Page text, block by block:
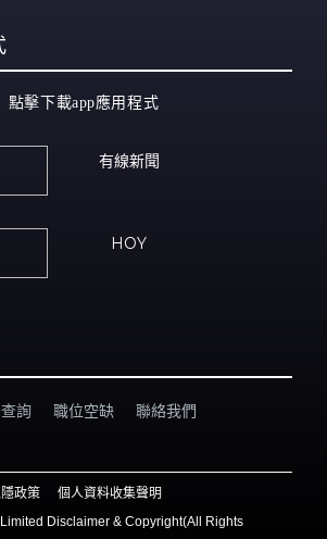
點擊下載app應用程式
有線新聞
HOY
詢 職位空缺 聯絡我們
政策
個人資料收集聲明
Disclaimer & Copyright(All Rights